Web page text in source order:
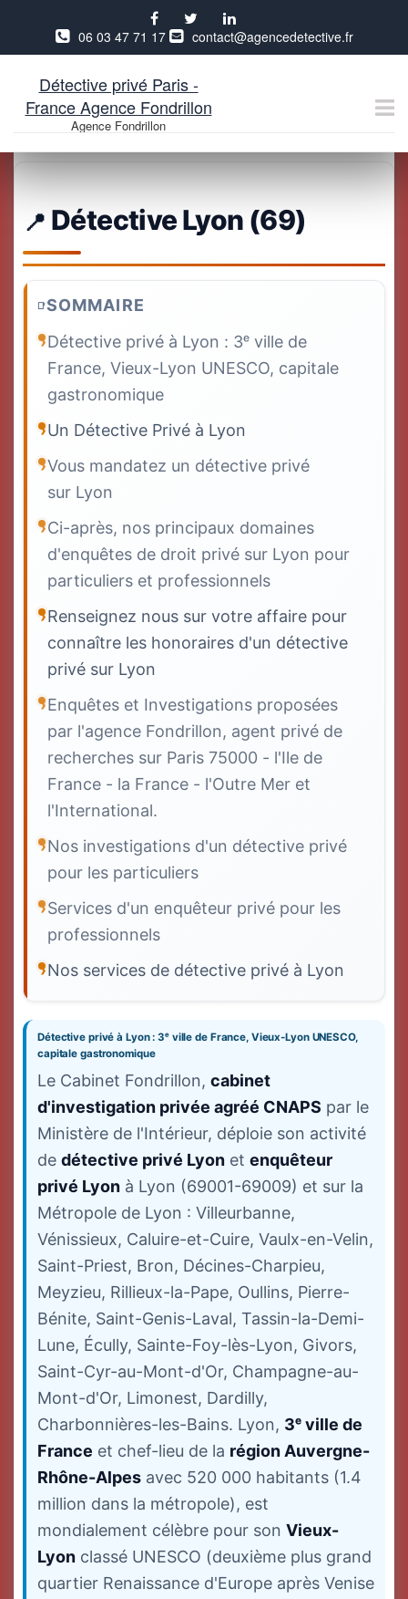
Aller
contenu
06 03 47 71 17 contact@agencedetective.fr
Détective privé Paris -
France Agence Fondrillon
Agence Fondrillon
Détective Lyon (69)
SOMMAIRE
Détective privé à Lyon : 3ᵉ ville de
France, Vieux-Lyon UNESCO, capitale
gastronomique
Un Détective Privé à Lyon
Vous mandatez un détective privé
sur Lyon
Ci-après, nos principaux domaines
d'enquêtes de droit privé sur Lyon pour
particuliers et professionnels
Renseignez nous sur votre affaire pour
connaître les honoraires d'un détective
privé sur Lyon
Enquêtes et Investigations proposées
par l'agence Fondrillon, agent privé de
recherches sur Paris 75000 - l'Ile de
France - la France - l'Outre Mer et
l'International.
Nos investigations d'un détective privé
pour les particuliers
Services d'un enquêteur privé pour les
professionnels
Nos services de détective privé à Lyon
Détective privé à Lyon : 3ᵉ ville de France, Vieux-Lyon UNESCO,
capitale gastronomique
Le Cabinet Fondrillon, cabinet
d'investigation privée agréé CNAPS par le
Ministère de l'Intérieur, déploie son activité
de détective privé Lyon et enquêteur
privé Lyon à Lyon (69001-69009) et sur la
Métropole de Lyon : Villeurbanne,
Vénissieux, Caluire-et-Cuire, Vaulx-en-Velin,
Saint-Priest, Bron, Décines-Charpieu,
Meyzieu, Rillieux-la-Pape, Oullins, Pierre-
Bénite, Saint-Genis-Laval, Tassin-la-Demi-
Lune, Écully, Sainte-Foy-lès-Lyon, Givors,
Saint-Cyr-au-Mont-d'Or, Champagne-au-
Mont-d'Or, Limonest, Dardilly,
Charbonnières-les-Bains. Lyon, 3ᵉ ville de
France et chef-lieu de la région Auvergne-
Rhône-Alpes avec 520 000 habitants (1.4
million dans la métropole), est
mondialement célèbre pour son Vieux-
Lyon classé UNESCO (deuxième plus grand
quartier Renaissance d'Europe après Venise